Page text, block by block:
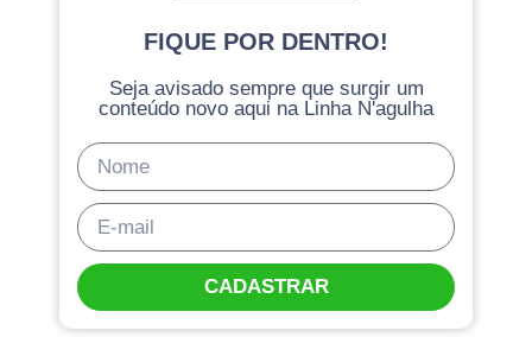
FIQUE POR DENTRO!
Seja avisado sempre que surgir um
conteúdo novo aqui na Linha N'agulha
CADASTRAR